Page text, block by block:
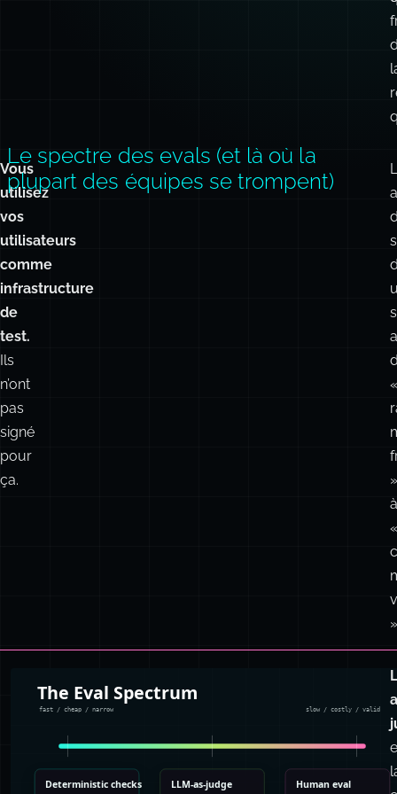
Vous
utilisez
vos
utilisateurs
comme
infrastructure
de
test.
Ils
n’ont
pas
signé
pour
ça.
Le spectre des evals (et là où la
plupart des équipes se trompent)
«
»
à
«